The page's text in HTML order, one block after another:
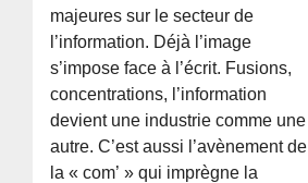
majeures sur le secteur de
l’information. Déjà l’image
s’impose face à l’écrit. Fusions,
concentrations, l’information
devient une industrie comme une
autre. C’est aussi l’avènement de
la « com’ » qui imprègne la